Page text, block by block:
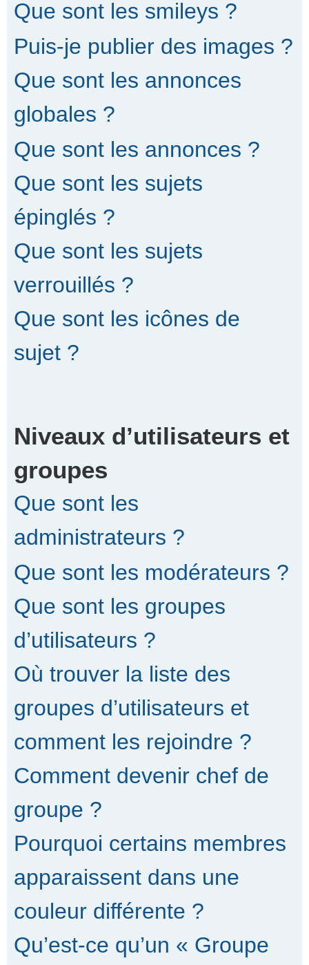
Que sont les smileys ?
Puis-je publier des images ?
Que sont les annonces
globales ?
Que sont les annonces ?
Que sont les sujets
épinglés ?
Que sont les sujets
verrouillés ?
Que sont les icônes de
sujet ?
Niveaux d’utilisateurs et
groupes
Que sont les
administrateurs ?
Que sont les modérateurs ?
Que sont les groupes
d’utilisateurs ?
Où trouver la liste des
groupes d’utilisateurs et
comment les rejoindre ?
Comment devenir chef de
groupe ?
Pourquoi certains membres
apparaissent dans une
couleur différente ?
Qu’est-ce qu’un « Groupe